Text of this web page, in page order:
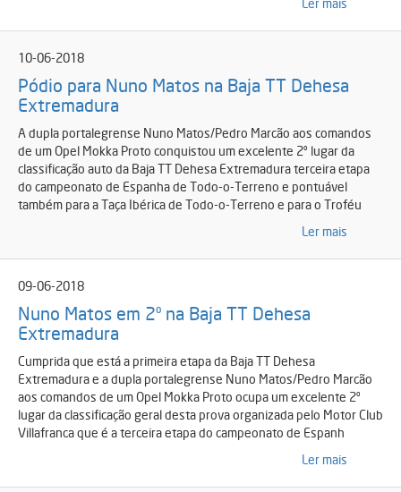
Ler mais
10-06-2018
Pódio para Nuno Matos na Baja TT Dehesa
Extremadura
A dupla portalegrense Nuno Matos/Pedro Marcão aos comandos
de um Opel Mokka Proto conquistou um excelente 2º lugar da
classificação auto da Baja TT Dehesa Extremadura terceira etapa
do campeonato de Espanha de Todo-o-Terreno e pontuável
também para a Taça Ibérica de Todo-o-Terreno e para o Troféu
Ler mais
09-06-2018
Nuno Matos em 2º na Baja TT Dehesa
Extremadura
Cumprida que está a primeira etapa da Baja TT Dehesa
Extremadura e a dupla portalegrense Nuno Matos/Pedro Marcão
aos comandos de um Opel Mokka Proto ocupa um excelente 2º
lugar da classificação geral desta prova organizada pelo Motor Club
Villafranca que é a terceira etapa do campeonato de Espanh
Ler mais